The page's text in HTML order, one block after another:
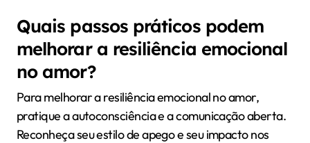
Quais passos práticos podem
melhorar a resiliência emocional
no amor?
Para melhorar a resiliência emocional no amor,
pratique a autoconsciência e a comunicação aberta.
Reconheça seu estilo de apego e seu impacto nos